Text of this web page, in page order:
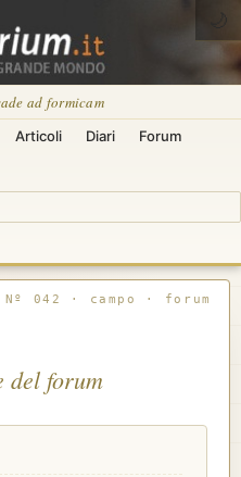
ad formicam
Articoli Diari Forum
🌙
del forum